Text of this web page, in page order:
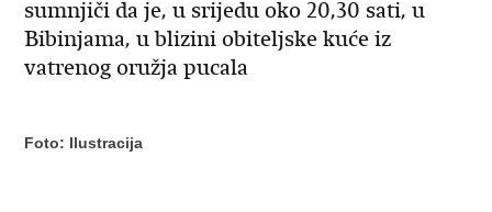
sumnjiči da je, u srijedu oko 20,30 sati, u
Bibinjama, u blizini obiteljske kuće iz
vatrenog oružja pucala
Foto: Ilustracija